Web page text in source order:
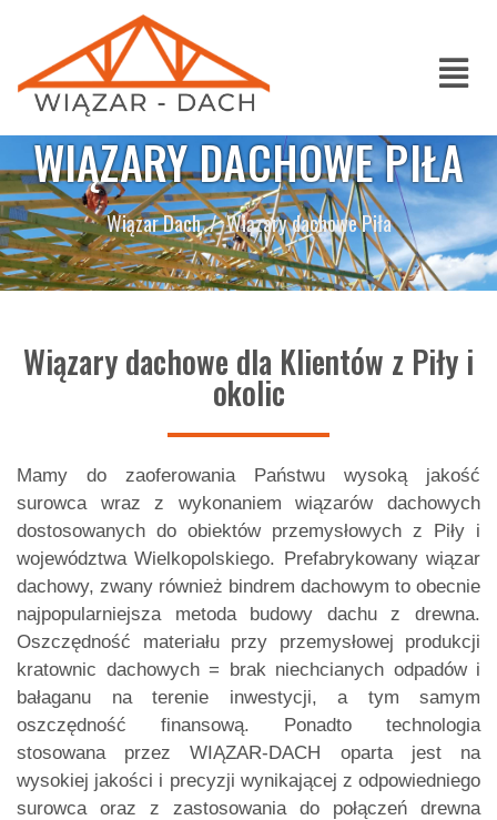
WIĄZARY DACHOWE PIŁA
Wiązar Dach Wiązary dachowe Piła
Wiązary dachowe dla Klientów z Piły i
okolic
Mamy do zaoferowania Państwu wysoką jakość
surowca wraz z wykonaniem wiązarów dachowych
dostosowanych do obiektów przemysłowych z Piły i
województwa Wielkopolskiego. Prefabrykowany wiązar
dachowy, zwany również bindrem dachowym to obecnie
najpopularniejsza metoda budowy dachu z drewna.
Oszczędność materiału przy przemysłowej produkcji
kratownic dachowych = brak niechcianych odpadów i
bałaganu na terenie inwestycji, a tym samym
oszczędność finansową. Ponadto technologia
stosowana przez WIĄZAR-DACH oparta jest na
wysokiej jakości i precyzji wynikającej z odpowiedniego
surowca oraz z zastosowania do połączeń drewna